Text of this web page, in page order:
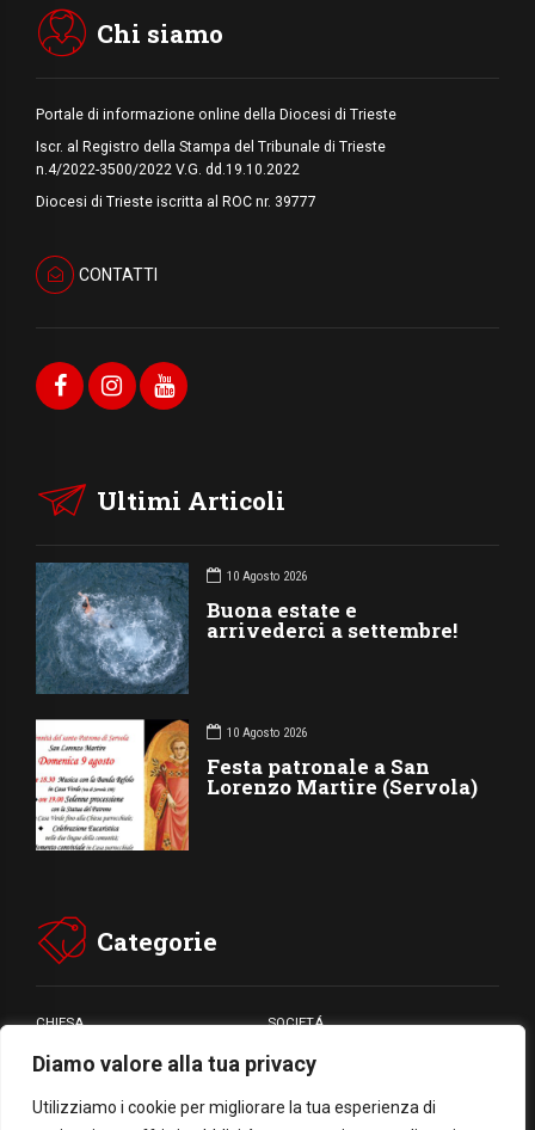
Diamo valore alla tua privacy
Utilizziamo i cookie per migliorare la tua esperienza di
Chi siamo
Portale di informazione online della Diocesi di Trieste
Iscr. al Registro della Stampa del Tribunale di Trieste
n.4/2022-3500/2022 V.G. dd.19.10.2022
Diocesi di Trieste iscritta al ROC nr. 39777
CONTATTI
Ultimi Articoli
10 Agosto 2026
Buona estate e
arrivederci a settembre!
10 Agosto 2026
Festa patronale a San
Lorenzo Martire (Servola)
Categorie
CHIESA SOCIETÁ
CARITÁ GIUBILEO
CULTURA MEDIA